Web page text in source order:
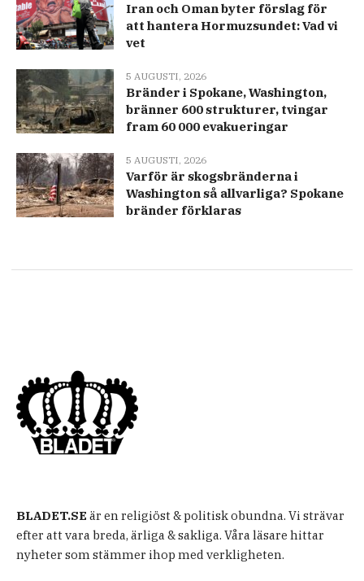
Iran och Oman byter förslag för
att hantera Hormuzsundet: Vad vi
vet
5 AUGUSTI, 2026
Bränder i Spokane, Washington,
bränner 600 strukturer, tvingar
fram 60 000 evakueringar
5 AUGUSTI, 2026
Varför är skogsbränderna i
Washington så allvarliga? Spokane
bränder förklaras
BLADET.SE är en religiöst & politisk obundna. Vi strävar
efter att vara breda, ärliga & sakliga. Våra läsare hittar
nyheter som stämmer ihop med verkligheten.